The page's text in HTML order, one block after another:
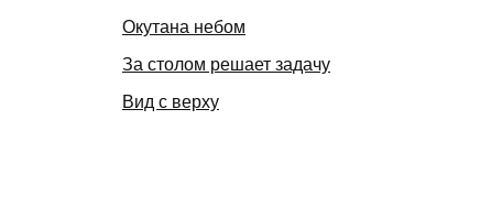
Окутана небом
За столом решает задачу
Вид с верху